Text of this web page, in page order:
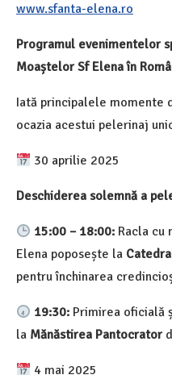
www.sfanta-elena.ro
Programul evenimentelor
Moaștelor Sf Elena în
Iată principalele momente
ocazia acestui pelerinaj
30 aprilie 2025
Deschiderea solemnă a
15:00 – 18:00: Racla cu
Elena poposește la
pentru închinarea
19:30: Primirea oficială
la Mănăstirea Pantocrator
4 mai 2025